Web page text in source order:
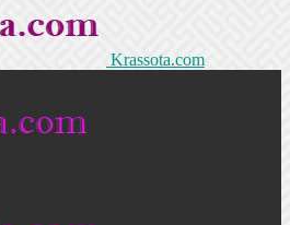
Krassota.com